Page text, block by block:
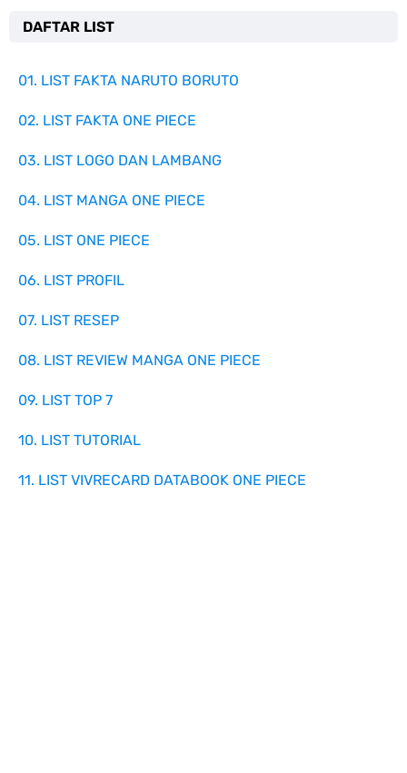
DAFTAR LIST
01. LIST FAKTA NARUTO BORUTO
02. LIST FAKTA ONE PIECE
03. LIST LOGO DAN LAMBANG
04. LIST MANGA ONE PIECE
05. LIST ONE PIECE
06. LIST PROFIL
07. LIST RESEP
08. LIST REVIEW MANGA ONE PIECE
09. LIST TOP 7
10. LIST TUTORIAL
11. LIST VIVRECARD DATABOOK ONE PIECE